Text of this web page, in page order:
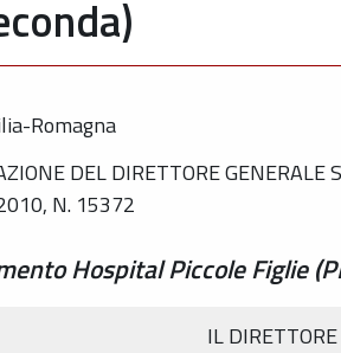
Romagna
DEL DIRETTORE GENERALE
N. 15372
Hospital Piccole Figlie
IL DIRETTORE